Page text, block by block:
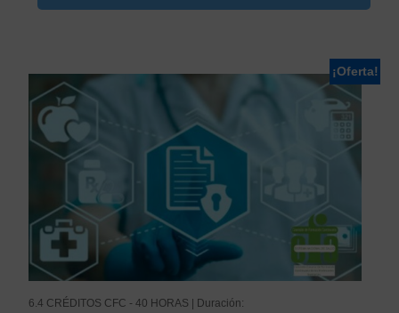
65,00€.19,00€.
¡Oferta!
6.4 CRÉDITOS CFC - 40 HORAS | Duración: